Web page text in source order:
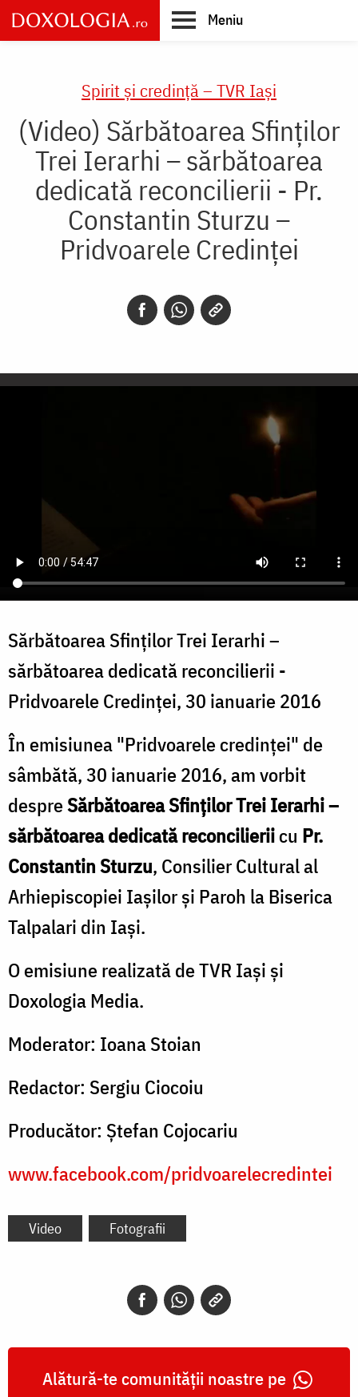
Skip
to
main
Meniu
Spirit și credință – TVR Iași
(Video) Sărbătoarea Sfinților
Trei Ierarhi – sărbătoarea
dedicată reconcilierii - Pr.
Constantin Sturzu –
Pridvoarele Credinței
Sărbătoarea Sfinților Trei Ierarhi –
sărbătoarea dedicată reconcilierii -
Pridvoarele Credinței, 30 ianuarie 2016
În emisiunea "Pridvoarele credinței" de
sâmbătă, 30 ianuarie 2016, am vorbit
despreSărbătoarea Sfinților Trei Ierarhi –
sărbătoarea dedicată reconcilieriicu Pr.
Constantin Sturzu, Consilier Cultural al
Arhiepiscopiei Iașilor și Paroh la Biserica
Talpalari din Iași.
O emisiune realizată de TVR Iaşi şi
Doxologia Media.
Moderator: Ioana Stoian
Redactor: Sergiu Ciocoiu
Producător: Ștefan Cojocariu
www.facebook.com/pridvoarelecredintei
Video Fotografii
Alătură-te comunității noastre pe